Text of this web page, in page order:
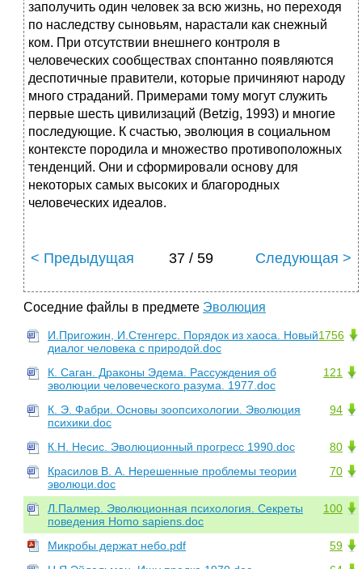
заполучить один человек за всю жизнь, но переходя
по наследству сыновьям, нарастали как снежный
ком. При отсутствии внешнего контроля в
человеческих сообществах спонтанно появляются
деспотичные правители, которые причиняют народу
много страданий. Примерами тому могут служить
первые шесть цивилизаций (Betzig, 1993) и многие
последующие. К счастью, эволюция в социальном
контексте породила и множество противоположных
тенденций. Они и сформировали основу для
некоторых самых высоких и благородных
человеческих идеалов.
< Предыдущая 37 / 59 Следующая >
Соседние файлы в предмете Эволюция
1756
И.Пригожин, И.Стенгерс. Порядок из хаоса. Новый
диалог человека с природой.doc
121
К. Саган. Драконы Эдема. Рассуждения об
эволюции человеческого разума. 1977.doc
94
К. Э. Фабри. Основы зоопсихологии. Эволюция
психики.doc
80
К.Н. Несис. Эволюционный прогресс 1990.doc
70
Красилов В. А. Нерешенные проблемы теории
эволюци.doc
100
Л.Палмер. Эволюционная психология. Секреты
поведения Homo sapiens.doc
59
Микробы держат небо.pdf